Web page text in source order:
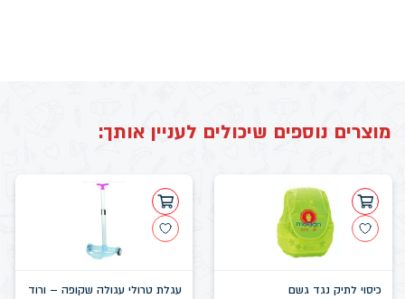
מוצרים נוספים שיכולים לעניין אותך:
כיסוי לתיק נגד גשם עגלת טרולי עגולה שקופה – ורוד